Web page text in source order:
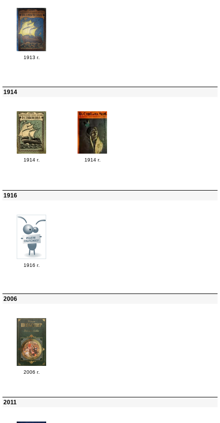
1913 г.
1914
1914 г. 1914 г.
1916
1916 г.
2006
2006 г.
2011